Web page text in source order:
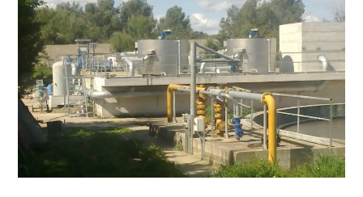
PROJETS
ARTICLES TECHNIQUES
ACTUALITÉS ET ÉVÉNEMENTS